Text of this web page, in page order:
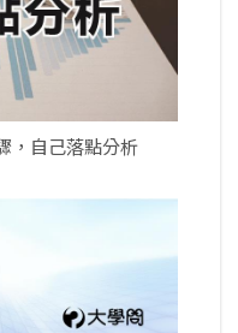
，自己落點分析